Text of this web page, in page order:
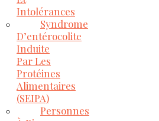
Intolérances
Syndrome
D’entérocolite
Induite
Par Les
Protéines
Alimentaires
(SEIPA)
Personnes